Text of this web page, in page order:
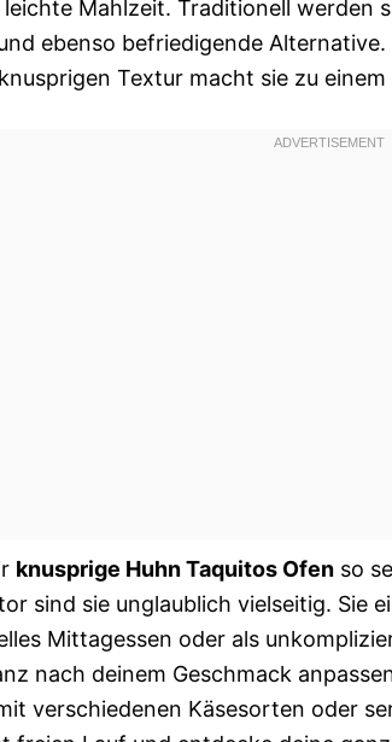
leichte Mahlzeit. Traditionell werden
ebenso befriedigende
Textur macht sie zu
knusprige Huhn Taquitos Ofen so
sind sie unglaublich vielseitig. Sie
Mittagessen oder als
nach deinem Geschmack
verschiedenen Käsesorten oder